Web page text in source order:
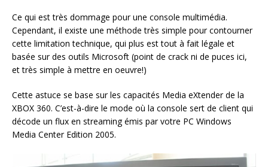
Ce qui est très dommage pour une console multimédia.
Cependant, il existe une méthode très simple pour contourner
cette limitation technique, qui plus est tout à fait légale et
basée sur des outils Microsoft (point de crack ni de puces ici,
et très simple à mettre en oeuvre!)
Cette astuce se base sur les capacités Media eXtender de la
XBOX 360. C’est-à-dire le mode où la console sert de client qui
décode un flux en streaming émis par votre PC Windows
Media Center Edition 2005.